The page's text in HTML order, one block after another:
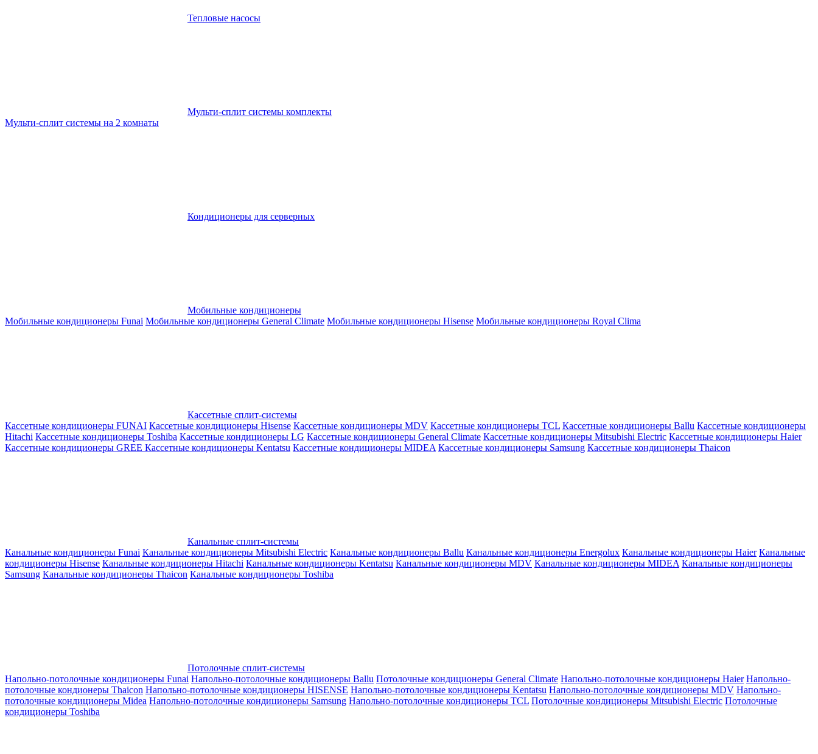
Тепловые насосы
Мульти-сплит системы комплекты
Мульти-сплит системы на 2 комнаты
Кондиционеры для серверных
Мобильные кондиционеры
Мобильные кондиционеры Funai Мобильные кондиционеры General Climate Мобильные кондиционеры Hisense Мобильные кондиционеры Royal Clima
Кассетные сплит-системы
Кассетные кондиционеры FUNAI Кассетные кондиционеры Hisense Кассетные кондиционеры MDV Кассетные кондиционеры TCL Кассетные кондиционеры Ballu Кассетные кондиционеры
Hitachi Кассетные кондиционеры Toshiba Кассетные кондиционеры LG Кассетные кондиционеры General Climate Кассетные кондиционеры Mitsubishi Electric Кассетные кондиционеры Haier
Кассетные кондиционеры GREE Кассетные кондиционеры Kentatsu Кассетные кондиционеры MIDEA Кассетные кондиционеры Samsung Кассетные кондиционеры Thaicon
Канальные сплит-системы
Канальные кондиционеры Funai Канальные кондиционеры Mitsubishi Electric Канальные кондиционеры Ballu Канальные кондиционеры Energolux Канальные кондиционеры Haier Канальные
кондиционеры Hisense Канальные кондиционеры Hitachi Канальные кондиционеры Kentatsu Канальные кондиционеры MDV Канальные кондиционеры MIDEA Канальные кондиционеры
Samsung Канальные кондиционеры Thaicon Канальные кондиционеры Toshiba
Потолочные сплит-системы
Напольно-потолочные кондиционеры Funai Напольно-потолочные кондиционеры Ballu Потолочные кондиционеры General Climate Напольно-потолочные кондиционеры Haier Напольно-
потолочные кондионеры Thaicon Напольно-потолочные кондиционеры HISENSE Напольно-потолочные кондиционеры Kentatsu Напольно-потолочные кондиционеры MDV Напольно-
потолочные кондиционеры Midea Напольно-потолочные кондиционеры Samsung Напольно-потолочные кондиционеры TCL Потолочные кондиционеры Mitsubishi Electric Потолочные
кондиционеры Toshiba